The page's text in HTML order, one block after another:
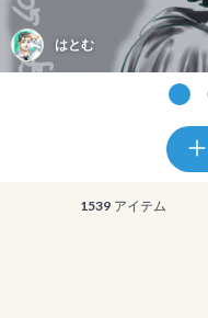
はとむ
1539 アイテム